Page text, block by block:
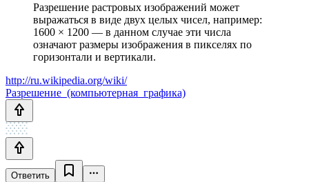
Разрешение растровых изображений может
выражаться в виде двух целых чисел, например:
1600 × 1200 — в данном случае эти числа
означают размеры изображения в пикселях по
горизонтали и вертикали.
http://ru.wikipedia.org/wiki/
Разрешение_(компьютерная_графика)
Ответить